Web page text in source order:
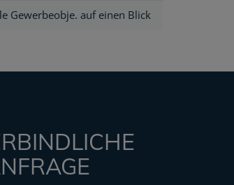
Gewerbeobje. auf einen Blick